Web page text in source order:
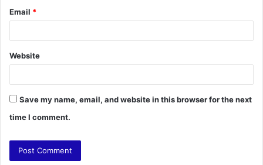
Email *
Website
Save my name, email, and website in this browser for the next
time I comment.